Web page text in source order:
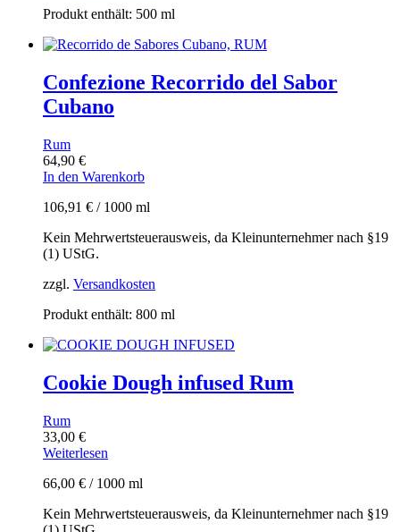
Produkt enthält: 500 ml
Confezione Recorrido del Sabor
Cubano
Rum
64,90 €
In den Warenkorb
106,91 € / 1000 ml
Kein Mehrwertsteuerausweis, da Kleinunternehmer nach §19
(1) UStG.
zzgl. Versandkosten
Produkt enthält: 800 ml
Cookie Dough infused Rum
Rum
33,00 €
Weiterlesen
66,00 € / 1000 ml
Kein Mehrwertsteuerausweis, da Kleinunternehmer nach §19